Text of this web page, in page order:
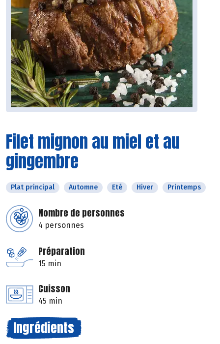
Filet mignon au miel et au
gingembre
Plat principal Automne Eté Hiver Printemps
Nombre de personnes
4 personnes
Préparation
15 min
Cuisson
45 min
Ingrédients